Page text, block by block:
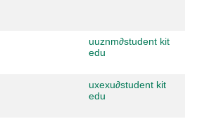
uuznm∂student kit
edu
uxexu∂student kit
edu